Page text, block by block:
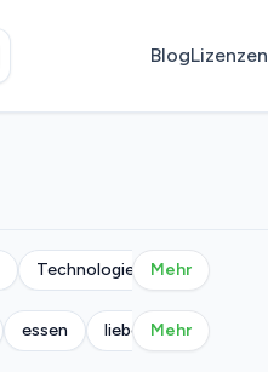
BlogLizenzen
Technologie geometrisch
Mehr
essen liebe militärisch
Mehr